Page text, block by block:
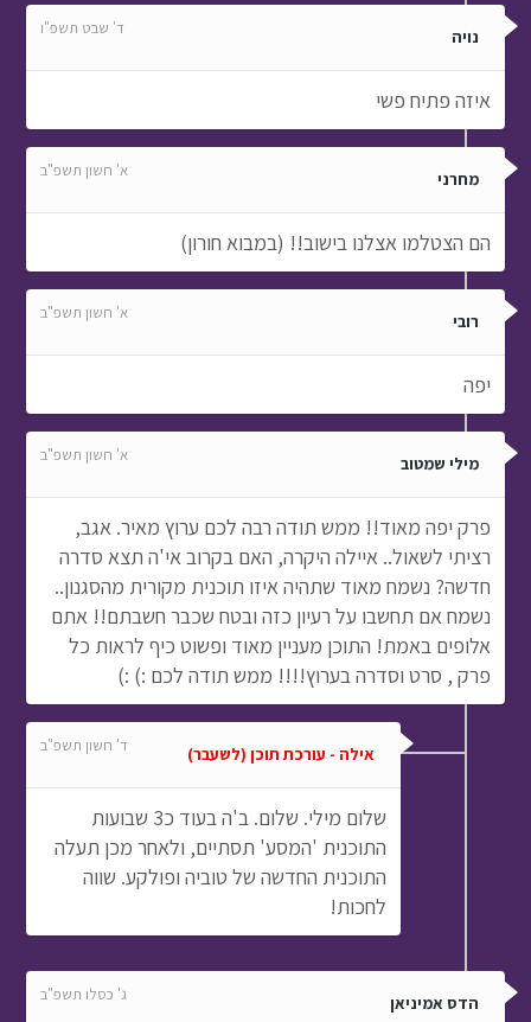
נויה ד' שבט תשפ"ו
איזה פתיח פשי
מחרני א' חשון תשפ"ב
הם הצטלמו אצלנו בישוב!! (במבוא חורון)
רובי א' חשון תשפ"ב
יפה
מילי שמטוב א' חשון תשפ"ב
פרק יפה מאוד!! ממש תודה רבה לכם ערוץ מאיר. אגב,
רציתי לשאול.. איילה היקרה, האם בקרוב אי'ה תצא סדרה
חדשה? נשמח מאוד שתהיה איזו תוכנית מקורית מהסגנון..
נשמח אם תחשבו על רעיון כזה ובטח שכבר חשבתם!! אתם
אלופים באמת! התוכן מעניין מאוד ופשוט כיף לראות כל
פרק , סרט וסדרה בערוץ!!!! ממש תודה לכם :) :)
אילה - עורכת תוכן (לשעבר) ד' חשון תשפ"ב
שלום מילי. שלום. ב'ה בעוד כ3 שבועות
התוכנית 'המסע' תסתיים, ולאחר מכן תעלה
התוכנית החדשה של טוביה ופולקע. שווה
לחכות!
הדס אמיניאן ג' כסלו תשפ"ב